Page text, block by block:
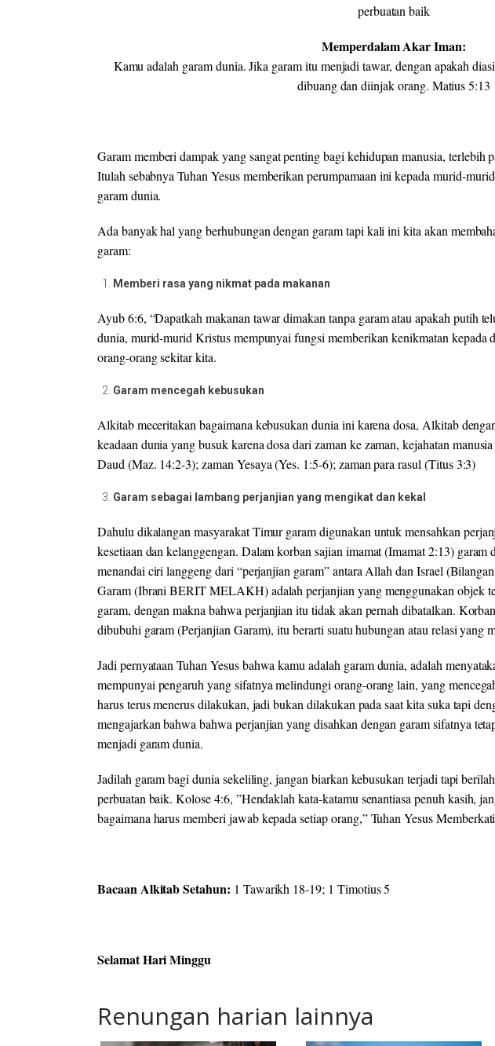
perbuatan baik
Memperdalam Akar Iman:
Kamu adalah garam dunia. Jika garam itu menjadi tawar, dengan apakah
dibuang dan diinjak orang. Matius 5:13
Garam memberi dampak yang sangat penting bagi kehidupan manusia, terlebih
Itulah sebabnya Tuhan Yesus memberikan perumpamaan ini kepada murid-
garam dunia.
Ada banyak hal yang berhubungan dengan garam tapi kali ini kita akan
garam:
Memberi rasa yang nikmat pada makanan
Ayub 6:6, “Dapatkah makanan tawar dimakan tanpa garam atau apakah putih
dunia, murid-murid Kristus mempunyai fungsi memberikan kenikmatan kepada
orang-orang sekitar kita.
Garam mencegah kebusukan
Alkitab meceritakan bagaimana kebusukan dunia ini karena dosa, Alkitab
keadaan dunia yang busuk karena dosa dari zaman ke zaman, kejahatan
Daud (Maz. 14:2-3); zaman Yesaya (Yes. 1:5-6); zaman para rasul (Titus 3:3)
Garam sebagai lambang perjanjian yang mengikat dan kekal
Dahulu dikalangan masyarakat Timur garam digunakan untuk mensahkan
kesetiaan dan kelanggengan. Dalam korban sajian imamat (Imamat 2:13) garam
menandai ciri langgeng dari “perjanjian garam” antara Allah dan Israel
Garam (Ibrani BERIT MELAKH) adalah perjanjian yang menggunakan objek
garam, dengan makna bahwa perjanjian itu tidak akan pernah dibatalkan.
dibubuhi garam (Perjanjian Garam), itu berarti suatu hubungan atau relasi yang
Jadi pernyataan Tuhan Yesus bahwa kamu adalah garam dunia, adalah
mempunyai pengaruh yang sifatnya melindungi orang-orang lain, yang
harus terus menerus dilakukan, jadi bukan dilakukan pada saat kita suka tapi
mengajarkan bahwa bahwa perjanjian yang disahkan dengan garam sifatnya
menjadi garam dunia.
Jadilah garam bagi dunia sekeliling, jangan biarkan kebusukan terjadi tapi
perbuatan baik. Kolose 4:6, ”Hendaklah kata-katamu senantiasa penuh kasih,
bagaimana harus memberi jawab kepada setiap orang,” Tuhan Yesus
Bacaan Alkitab Setahun: 1 Tawarikh 18-19; 1 Timotius 5
Selamat Hari Minggu
Renungan harian lainnya